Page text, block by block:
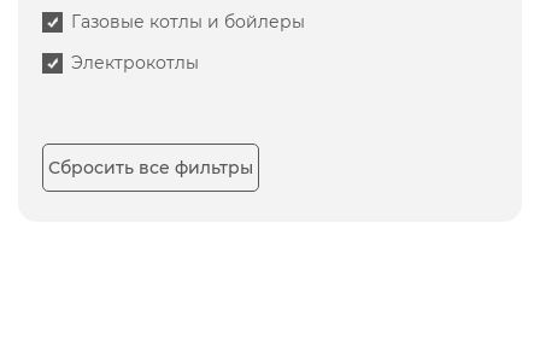
Газовые котлы и бойлеры
Электрокотлы
Сбросить все фильтры